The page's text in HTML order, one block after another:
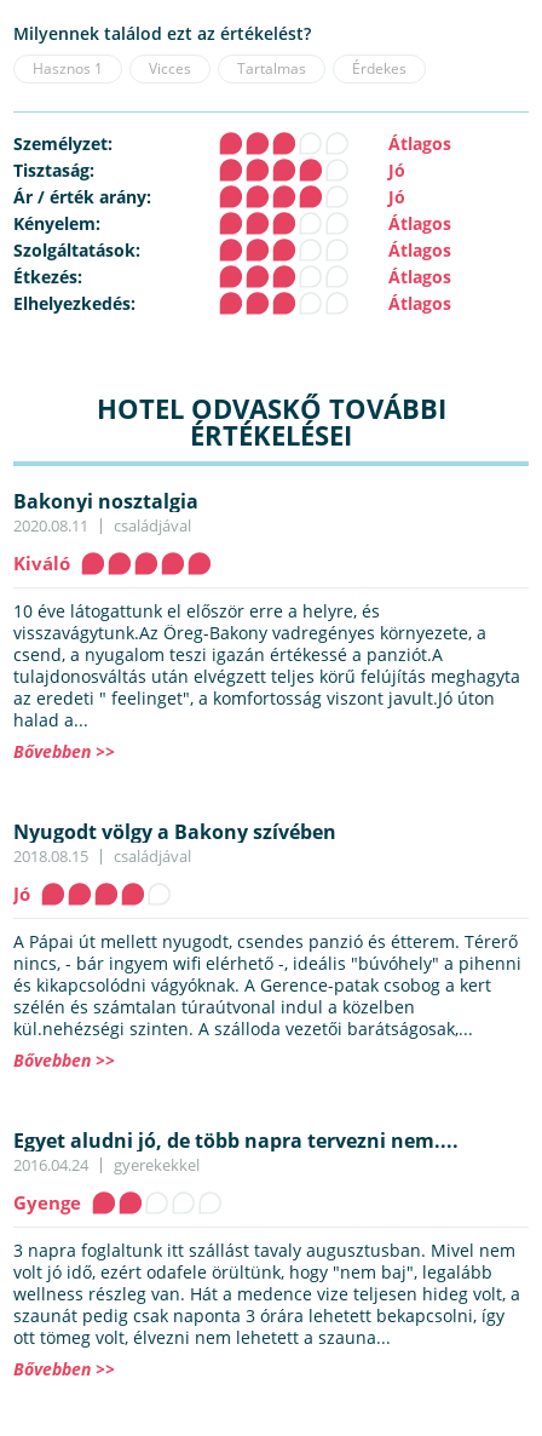
Milyennek találod ezt az értékelést?
Hasznos 1 Vicces Tartalmas Érdekes
Személyzet:
Átlagos
Tisztaság:
Jó
Ár / érték arány:
Jó
Kényelem:
Átlagos
Szolgáltatások:
Átlagos
Étkezés:
Átlagos
Elhelyezkedés:
Átlagos
HOTEL ODVASKŐ TOVÁBBI
ÉRTÉKELÉSEI
Bakonyi nosztalgia
2020.08.11 családjával
Kiváló
10 éve látogattunk el először erre a helyre, és
visszavágytunk.Az Öreg-Bakony vadregényes környezete, a
csend, a nyugalom teszi igazán értékessé a panziót.A
tulajdonosváltás után elvégzett teljes körű felújítás meghagyta
az eredeti " feelinget", a komfortosság viszont javult.Jó úton
halad a...
Bővebben >>
Nyugodt völgy a Bakony szívében
2018.08.15 családjával
Jó
A Pápai út mellett nyugodt, csendes panzió és étterem. Térerő
nincs, - bár ingyem wifi elérhető -, ideális "búvóhely" a pihenni
és kikapcsolódni vágyóknak. A Gerence-patak csobog a kert
szélén és számtalan túraútvonal indul a közelben
kül.nehézségi szinten. A szálloda vezetői barátságosak,...
Bővebben >>
Egyet aludni jó, de több napra tervezni nem....
2016.04.24 gyerekekkel
Gyenge
3 napra foglaltunk itt szállást tavaly augusztusban. Mivel nem
volt jó idő, ezért odafele örültünk, hogy "nem baj", legalább
wellness részleg van. Hát a medence vize teljesen hideg volt, a
szaunát pedig csak naponta 3 órára lehetett bekapcsolni, így
ott tömeg volt, élvezni nem lehetett a szauna...
Bővebben >>